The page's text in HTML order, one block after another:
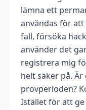
lämna ett
användas för att
fall, försöka
använder det
registrera mig
helt säker på.
provperioden?
Istället för att